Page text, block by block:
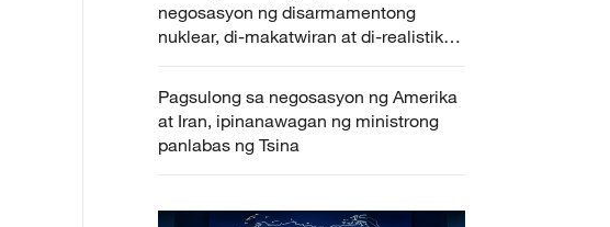
negosasyon ng disarmamentong
nuklear, di-makatwiran at di-realistiko
– MOFA
Pagsulong sa negosasyon ng Amerika
at Iran, ipinanawagan ng ministrong
panlabas ng Tsina